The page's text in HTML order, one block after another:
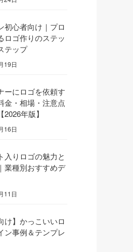
初心者向け｜プロ
ロゴ作りのステッ
テップ
19日
ーにロゴを依頼す
金・相場・注意点
2026年版】
16日
入りロゴの魅力と
業種別おすすめデ
11日
け】かっこいいロ
ン事例＆テンプレ